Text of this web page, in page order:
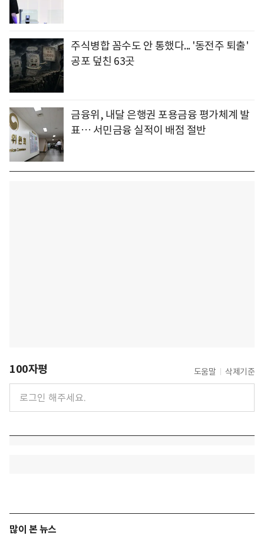
주식병합 꼼수도 안 통했다... '동전주 퇴출'
공포 덮친 63곳
금융위, 내달 은행권 포용금융 평가체계 발
표… 서민금융 실적이 배점 절반
100자평 도움말 삭제기준
많이 본 뉴스